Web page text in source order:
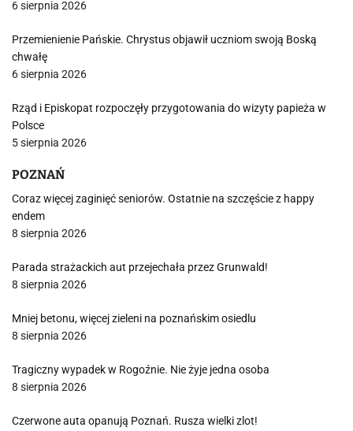
6 sierpnia 2026
Przemienienie Pańskie. Chrystus objawił uczniom swoją Boską
chwałę
6 sierpnia 2026
Rząd i Episkopat rozpoczęły przygotowania do wizyty papieża w
Polsce
5 sierpnia 2026
POZNAŃ
Coraz więcej zaginięć seniorów. Ostatnie na szczęście z happy
endem
8 sierpnia 2026
Parada strażackich aut przejechała przez Grunwald!
8 sierpnia 2026
Mniej betonu, więcej zieleni na poznańskim osiedlu
8 sierpnia 2026
Tragiczny wypadek w Rogoźnie. Nie żyje jedna osoba
8 sierpnia 2026
Czerwone auta opanują Poznań. Rusza wielki zlot!